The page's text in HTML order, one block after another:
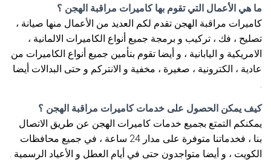
ما هي الأعمال التي تقوم بها كاميرات مراقبة الهجن ؟
كاميرات مراقبة الهجن تقدم لكم العديد من الأعمال منها صيانة ،
تصليح ، فك ، تركيب و برمجة جميع أنواع الكاميرات الالمانية ،
الامريكية و اليابانية ، و أيضا تقوم بتأمين جميع أنواع الكاميرات من
عادية ، الكترونية ، صغيرة ، مخفية و الانتركم و حتى البدالات أيضا
.
كيف يمكن الحصول على خدمات كاميرات مراقبة الهجن ؟
يمكنكم التمتع بجميع خدمات كاميرات الهجن عن طريق الاتصال
بنا ، فخدماتنا متوفرة على مدار 24 ساعة ، في جميع محافظات
الكويت ، و أيضا متواجدون حتى في أيام العطل و الأعياد الرسمية .